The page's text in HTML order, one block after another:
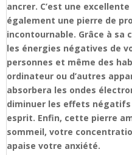
ancrer. C’est une
également une pierre de
incontournable. Grâce à sa
les énergies négatives de
personnes et même des
ordinateur ou d’autres
absorbera les ondes
diminuer les effets
esprit. Enfin, cette pierre
sommeil, votre
apaise votre anxiété.